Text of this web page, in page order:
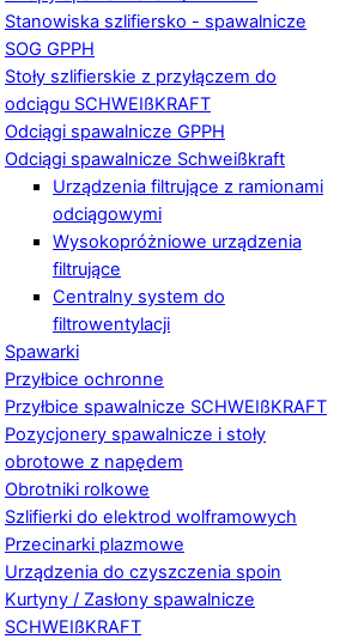
Stanowiska szlifiersko - spawalnicze
SOG GPPH
Stoły szlifierskie z przyłączem do
odciągu SCHWEIßKRAFT
Odciągi spawalnicze GPPH
Odciągi spawalnicze Schweißkraft
Urządzenia filtrujące z ramionami
odciągowymi
Wysokopróżniowe urządzenia
filtrujące
Centralny system do
filtrowentylacji
Spawarki
Przyłbice ochronne
Przyłbice spawalnicze SCHWEIßKRAFT
Pozycjonery spawalnicze i stoły
obrotowe z napędem
Obrotniki rolkowe
Szlifierki do elektrod wolframowych
Przecinarki plazmowe
Urządzenia do czyszczenia spoin
Kurtyny / Zasłony spawalnicze
SCHWEIßKRAFT